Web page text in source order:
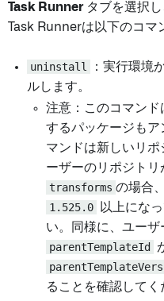
Task Runnerタブを選択し
Task Runnerは以下のコマ
uninstall
：実行環境
ルします。
注意：このコマン
するパッケージもア
マンドは新しいリ
ーザーのリポジトリ
transforms の場合
1.525.0
以上にな
い。同様に、ユー
parentTemplateId
ることを確認してく